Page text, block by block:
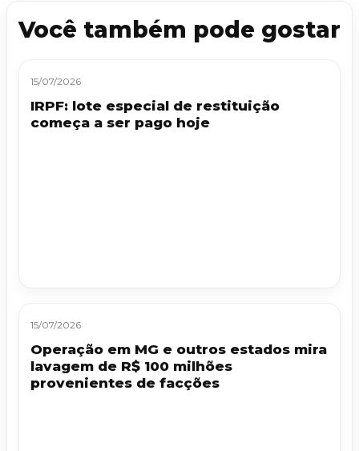
Você também pode gostar
15/07/2026
IRPF: lote especial de restituição
começa a ser pago hoje
15/07/2026
Operação em MG e outros estados mira
lavagem de R$ 100 milhões
provenientes de facções